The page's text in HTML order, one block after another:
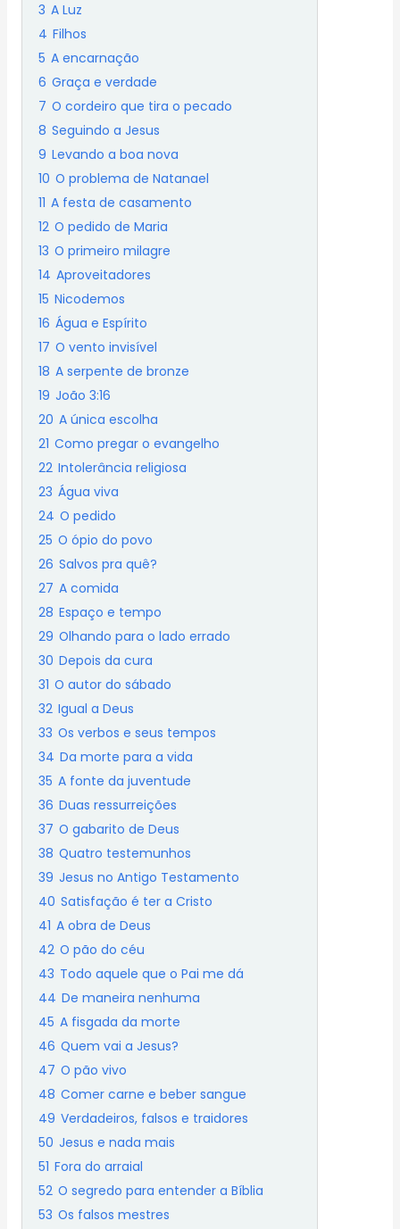
3 A Luz
4 Filhos
5 A encarnação
6 Graça e verdade
7 O cordeiro que tira o pecado
8 Seguindo a Jesus
9 Levando a boa nova
10 O problema de Natanael
11 A festa de casamento
12 O pedido de Maria
13 O primeiro milagre
14 Aproveitadores
15 Nicodemos
16 Água e Espírito
17 O vento invisível
18 A serpente de bronze
19 João 3:16
20 A única escolha
21 Como pregar o evangelho
22 Intolerância religiosa
23 Água viva
24 O pedido
25 O ópio do povo
26 Salvos pra quê?
27 A comida
28 Espaço e tempo
29 Olhando para o lado errado
30 Depois da cura
31 O autor do sábado
32 Igual a Deus
33 Os verbos e seus tempos
34 Da morte para a vida
35 A fonte da juventude
36 Duas ressurreições
37 O gabarito de Deus
38 Quatro testemunhos
39 Jesus no Antigo Testamento
40 Satisfação é ter a Cristo
41 A obra de Deus
42 O pão do céu
43 Todo aquele que o Pai me dá
44 De maneira nenhuma
45 A fisgada da morte
46 Quem vai a Jesus?
47 O pão vivo
48 Comer carne e beber sangue
49 Verdadeiros, falsos e traidores
50 Jesus e nada mais
51 Fora do arraial
52 O segredo para entender a Bíblia
53 Os falsos mestres